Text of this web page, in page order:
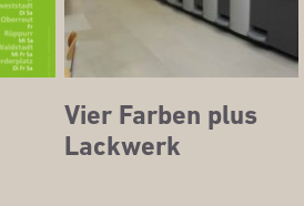
Vier Far­ben plus
Lackwerk